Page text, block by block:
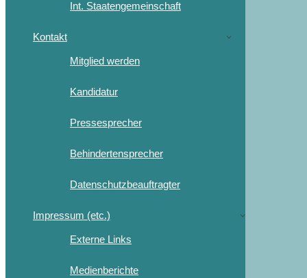
Int. Staatengemeinschaft
Kontakt
Mitglied werden
Kandidatur
Pressesprecher
Behindertensprecher
Datenschutzbeauftragter
Impressum (etc.)
Externe Links
Medienberichte